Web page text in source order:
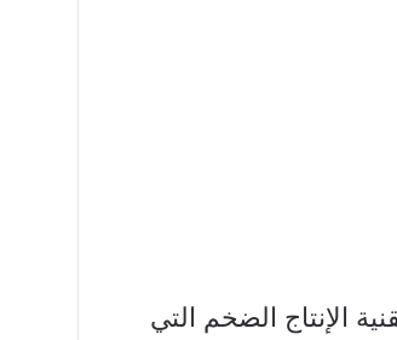
الإنتاج الضخم التي